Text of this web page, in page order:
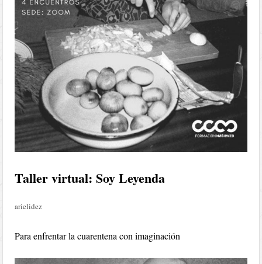
Taller virtual: Soy Leyenda
arielidez
Para enfrentar la cuarentena con imaginación